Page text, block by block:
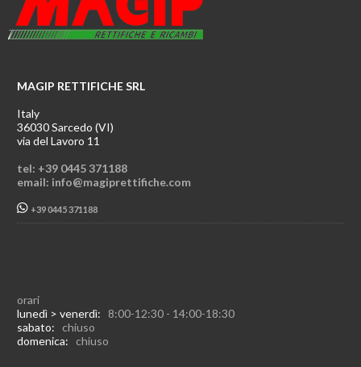
MAGIP RETTIFICHE SRL
Italy
36030 Sarcedo (VI)
via del Lavoro 11
tel: +39 0445 371188
email: info@magiprettifiche.com
+39 0445 371188
orari
lunedì > venerdì: 8:00-12:30 - 14:00-18:30
sabato: chiuso
domenica: chiuso